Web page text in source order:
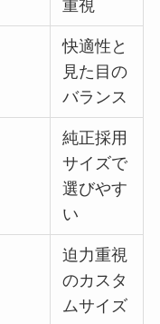
重視
快適性と
見た目の
バランス
純正採用
サイズで
選びやす
い
迫力重視
のカスタ
ムサイズ